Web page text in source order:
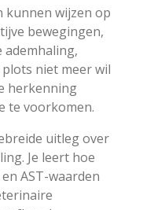
kunnen wijzen op
bewegingen,
niet meer wil
herkenning
te voorkomen.
uitleg over
Je leert hoe
AST-waarden